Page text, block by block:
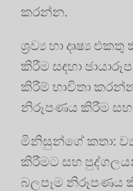
කරන්න.
ශ්‍රව්‍ය හා දෘෂ්‍ය
කිරීම සඳහා
කිරීම් භාවිතා
නිරූපණය කිරීම
මිනිසුන්ගේ කතා:
කිරීමට සහ
බලපෑම නිරූපණය